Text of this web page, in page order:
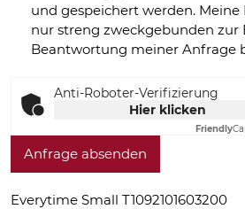
und gespeichert werden.
nur streng zweckgebunden zur
Beantwortung meiner Anfrage
Anti-Roboter-Verifizierung
Hier klicken
Friendly
Anfrage absenden
Everytime Small T1092101603200